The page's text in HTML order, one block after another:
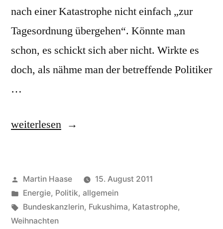
nach einer Katastrophe nicht einfach „zur
Tagesordnung übergehen“. Könnte man
schon, es schickt sich aber nicht. Wirkte es
doch, als nähme man der betreffende Politiker
…
„innehalten“
weiterlesen
Veröffentlicht
von
Martin Haase
15. August 2011
Veröffentlicht
in
Energie, Politik, allgemein
Schlagwörter:
Bundeskanzlerin, Fukushima, Katastrophe,
Weihnachten